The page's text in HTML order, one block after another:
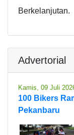
Berkelanjutan.
Advertorial
Kamis, 09 Juli
100 Bikers
Pekanbaru